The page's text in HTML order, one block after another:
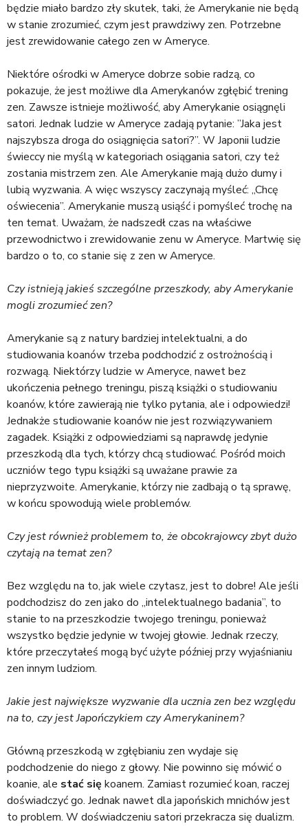
będzie miało bardzo zły skutek, taki, że Amerykanie nie będą
w stanie zrozumieć, czym jest prawdziwy zen. Potrzebne
jest zrewidowanie całego zen w Ameryce.
Niektóre ośrodki w Ameryce dobrze sobie radzą, co
pokazuje, że jest możliwe dla Amerykanów zgłębić trening
zen. Zawsze istnieje możliwość, aby Amerykanie osiągnęli
satori. Jednak ludzie w Ameryce zadają pytanie: ”Jaka jest
najszybsza droga do osiągnięcia satori?”. W Japonii ludzie
świeccy nie myślą w kategoriach osiągania satori, czy też
zostania mistrzem zen. Ale Amerykanie mają dużo dumy i
lubią wyzwania. A więc wszyscy zaczynają myśleć: „Chcę
oświecenia”. Amerykanie muszą usiąść i pomyśleć trochę na
ten temat. Uważam, że nadszedł czas na właściwe
przewodnictwo i zrewidowanie zenu w Ameryce. Martwię się
bardzo o to, co stanie się z zen w Ameryce.
Czy istnieją jakieś szczególne przeszkody, aby Amerykanie
mogli zrozumieć zen?
Amerykanie są z natury bardziej intelektualni, a do
studiowania koanów trzeba podchodzić z ostrożnością i
rozwagą. Niektórzy ludzie w Ameryce, nawet bez
ukończenia pełnego treningu, piszą książki o studiowaniu
koanów, które zawierają nie tylko pytania, ale i odpowiedzi!
Jednakże studiowanie koanów nie jest rozwiązywaniem
zagadek. Książki z odpowiedziami są naprawdę jedynie
przeszkodą dla tych, którzy chcą studiować. Pośród moich
uczniów tego typu książki są uważane prawie za
nieprzyzwoite. Amerykanie, którzy nie zadbają o tą sprawę,
w końcu spowodują wiele problemów.
Czy jest również problemem to, że obcokrajowcy zbyt dużo
czytają na temat zen?
Bez względu na to, jak wiele czytasz, jest to dobre! Ale jeśli
podchodzisz do zen jako do „intelektualnego badania”, to
stanie to na przeszkodzie twojego treningu, ponieważ
wszystko będzie jedynie w twojej głowie. Jednak rzeczy,
które przeczytałeś mogą być użyte później przy wyjaśnianiu
zen innym ludziom.
Jakie jest największe wyzwanie dla ucznia zen bez względu
na to, czy jest Japończykiem czy Amerykaninem?
Główną przeszkodą w zgłębianiu zen wydaje się
podchodzenie do niego z głowy. Nie powinno się mówić o
koanie, ale stać się koanem. Zamiast rozumieć koan, raczej
doświadczyć go. Jednak nawet dla japońskich mnichów jest
to problem. W doświadczeniu satori przekracza się dualizm.